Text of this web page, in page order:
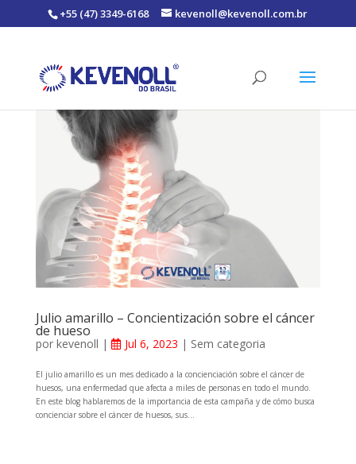
+55 (47) 3349-6168 kevenoll@kevenoll.com.br
Julio amarillo – Concientización sobre el cáncer
de hueso
por kevenoll | Jul 6, 2023 | Sem categoria
El julio amarillo es un mes dedicado a la concienciación sobre el cáncer de
huesos, una enfermedad que afecta a miles de personas en todo el mundo.
En este blog hablaremos de la importancia de esta campaña y de cómo busca
concienciar sobre el cáncer de huesos, sus...